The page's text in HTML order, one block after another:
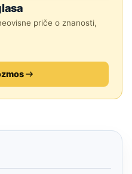
priče o znanosti,